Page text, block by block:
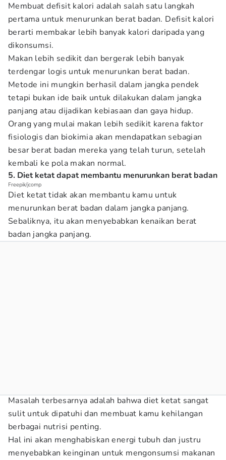
Membuat defisit kalori adalah salah satu langkah
pertama untuk menurunkan berat badan. Defisit kalori
berarti membakar lebih banyak kalori daripada yang
dikonsumsi.
Makan lebih sedikit dan bergerak lebih banyak
terdengar logis untuk menurunkan berat badan.
Metode ini mungkin berhasil dalam jangka pendek
tetapi bukan ide baik untuk dilakukan dalam jangka
panjang atau dijadikan kebiasaan dan gaya hidup.
Orang yang mulai makan lebih sedikit karena faktor
fisiologis dan biokimia akan mendapatkan sebagian
besar berat badan mereka yang telah turun, setelah
kembali ke pola makan normal.
5. Diet ketat dapat membantu menurunkan berat badan
Freepik/jcomp
Diet ketat tidak akan membantu kamu untuk
menurunkan berat badan dalam jangka panjang.
Sebaliknya, itu akan menyebabkan kenaikan berat
badan jangka panjang.
Masalah terbesarnya adalah bahwa diet ketat sangat
sulit untuk dipatuhi dan membuat kamu kehilangan
berbagai nutrisi penting.
Hal ini akan menghabiskan energi tubuh dan justru
menyebabkan keinginan untuk mengonsumsi makanan